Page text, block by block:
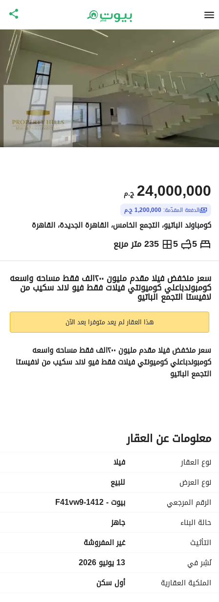
ج.م 24,000,000
الدفعة المقدّمة: 1,200,000 ج.م
كومباوند الباتيو، التجمع الخامس، القاهرة الجديدة، القاهرة
5
5 235 متر مربع ج.م24,000,000
التفاصيل الاتجاهات والمؤشرات رهن عقاري
سعر منخفض فيلا مقدم مليون ٢٠٠الف فقط مساحه واسعه
كومبوندباعلي كوميونتي فيلات فقط فيو لاند سكيب من
لافيستا التجمع الباتيو
هذا العقار لم يعد متوفرا بعد الآن
التجمع الباتيو
بالتقسيط
مقدم ٥٪؜
الاجمالي:24مليون
في خصم كبير للكاش
للمعاينه وجدول الاقساط وفيديوهات: عرض معلومات الاتصال
معلومات عن العقار
نوع العقار
فیلا
نوع العرض
للبيع
الرقم المرجعي
بيوت - 1412-F41vw9
حالة البناء
جاهز
التأثيث
غير المفروشة
نُشِر في
13 يونيو 2026
الملكية العقارية
أول سكن